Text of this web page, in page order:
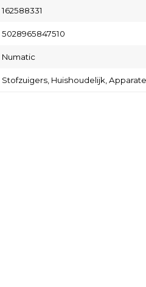
162588331
5028965847510
Numatic
Stofzuigers, Huishoudelijk,